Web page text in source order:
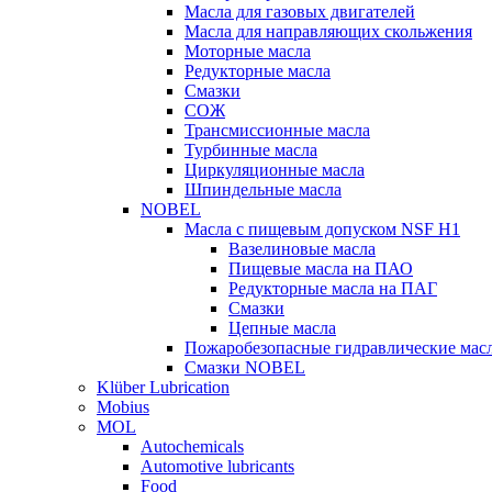
Масла для газовых двигателей
Масла для направляющих скольжения
Моторные масла
Редукторные масла
Смазки
СОЖ
Трансмиссионные масла
Турбинные масла
Циркуляционные масла
Шпиндельные масла
NOBEL
Масла с пищевым допуском NSF H1
Вазелиновые масла
Пищевые масла на ПАО
Редукторные масла на ПАГ
Смазки
Цепные масла
Пожаробезопасные гидравлические
Смазки NOBEL
Klüber Lubrication
Mobius
MOL
Autochemicals
Automotive lubricants
Food